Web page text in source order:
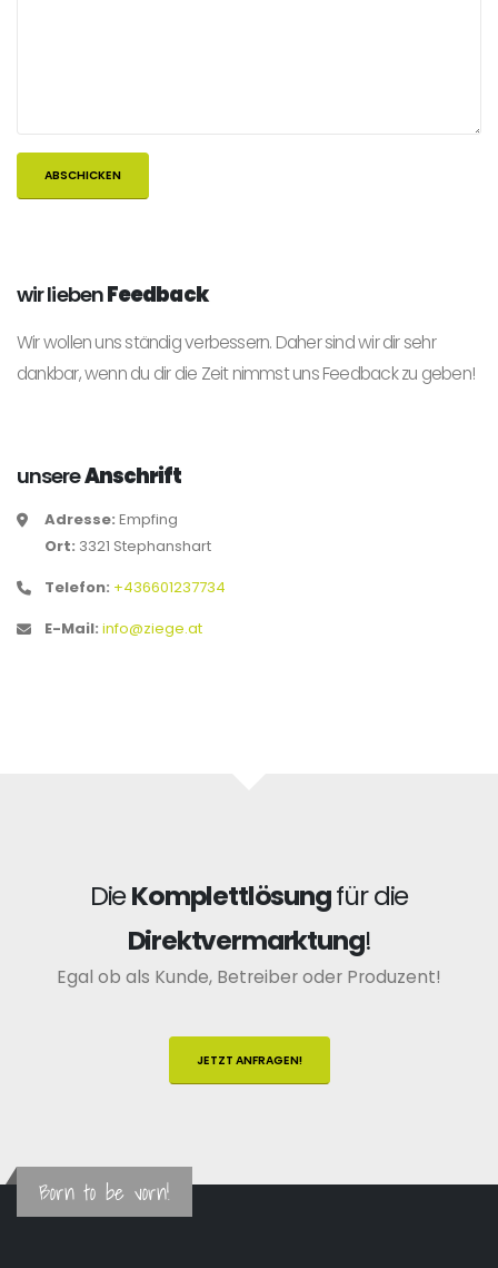
wir liebenFeedback
Wir wollen uns ständig verbessern. Daher sind wir dir sehr
dankbar, wenn du dir die Zeit nimmst uns Feedback zu geben!
unsereAnschrift
Adresse: Empfing
Ort: 3321 Stephanshart
Telefon: +436601237734
E-Mail: info@ziege.at
DieKomplettlösungfür die
Direktvermarktung!
Egal ob als Kunde, Betreiber oder Produzent!
JETZT ANFRAGEN!
Born to be vorn!